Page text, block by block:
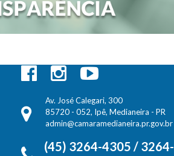
Av. José Calegari, 300
85720 - 052, Ipê, Medianeira - PR
admin@camaramedianeira.pr.gov.br
(45) 3264-4305 / 3264-